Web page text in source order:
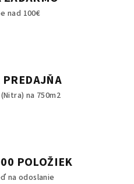
k
i
s
nad 100€
na 750m2
POLOŽIEK
na odoslanie